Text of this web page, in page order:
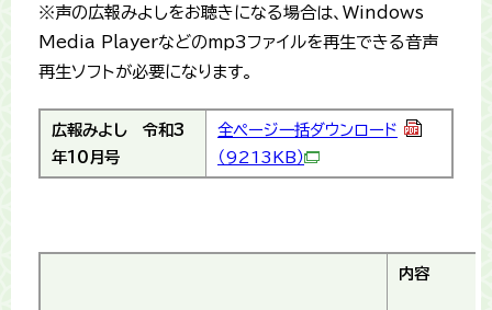
※声の広報みよしをお聴きになる場合は、Windows
Media Playerなどのmp3ファイルを再生できる音声
再生ソフトが必要になります。
広報みよし 令和3
年10月号
全ページ一括ダウンロード
（9213KB）
内容